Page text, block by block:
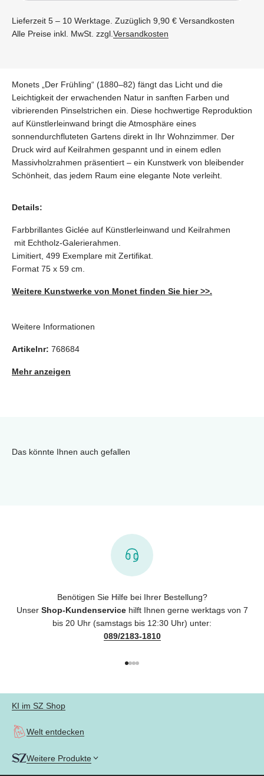
Lieferzeit 5 – 10 Werktage. Zuzüglich 9,90 € Versandkosten
Alle Preise inkl. MwSt. zzgl.Versandkosten
Monets „Der Frühling“ (1880–82) fängt das Licht und die
Leichtigkeit der erwachenden Natur in sanften Farben und
vibrierenden Pinselstrichen ein. Diese hochwertige Reproduktion
auf Künstlerleinwand bringt die Atmosphäre eines
sonnendurchfluteten Gartens direkt in Ihr Wohnzimmer. Der
Druck wird auf Keilrahmen gespannt und in einem edlen
Massivholzrahmen präsentiert – ein Kunstwerk von bleibender
Schönheit, das jedem Raum eine elegante Note verleiht.
Details:
Farbbrillantes Giclée auf Künstlerleinwand und Keilrahmen
mit Echtholz-Galerierahmen.
Limitiert, 499 Exemplare mit Zertifikat.
Format 75 x 59 cm.
Weitere Kunstwerke von Monet finden Sie hier >>.
Weitere Informationen
Artikelnr: 768684
Mehr anzeigen
Das könnte Ihnen auch gefallen
Benötigen Sie Hilfe bei Ihrer Bestellung?
Unser Shop-Kundenservicehilft Ihnen gerne werktags von 7
bis 20 Uhr (samstags bis 12:30 Uhr) unter:
089/2183-1810
KI im SZ Shop
Welt entdecken
Weitere Produkte